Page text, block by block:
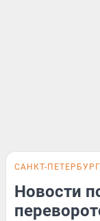
САНКТ-ПЕТЕРБУРГ
Новости